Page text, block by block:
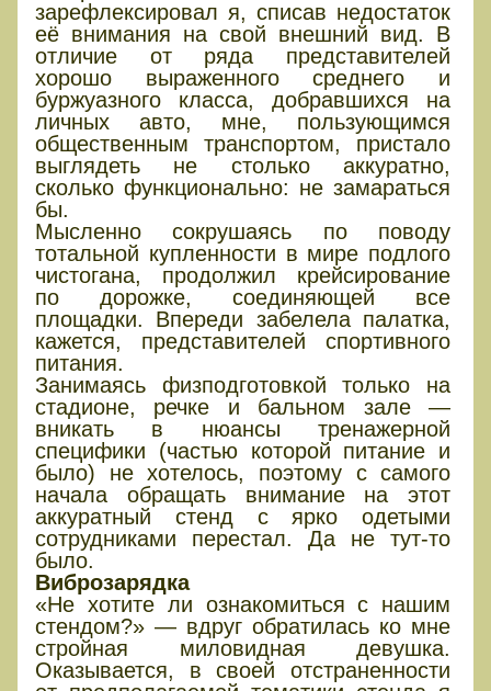
зарефлексировал я, списав недостаток
её внимания на свой внешний вид. В
отличие от ряда представителей
хорошо выраженного среднего и
буржуазного класса, добравшихся на
личных авто, мне, пользующимся
общественным транспортом, пристало
выглядеть не столько аккуратно,
сколько функционально: не замараться
бы.
Мысленно сокрушаясь по поводу
тотальной купленности в мире подлого
чистогана, продолжил крейсирование
по дорожке, соединяющей все
площадки. Впереди забелела палатка,
кажется, представителей спортивного
питания.
Занимаясь физподготовкой только на
стадионе, речке и бальном зале —
вникать в нюансы тренажерной
специфики (частью которой питание и
было) не хотелось, поэтому с самого
начала обращать внимание на этот
аккуратный стенд с ярко одетыми
сотрудниками перестал. Да не тут-то
было.
Виброзарядка
«Не хотите ли ознакомиться с нашим
стендом?» — вдруг обратилась ко мне
стройная миловидная девушка.
Оказывается, в своей отстраненности